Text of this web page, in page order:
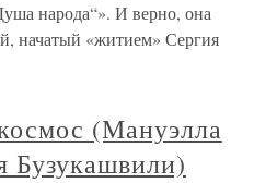
народа“». И верно, она
начатый «житием» Сергия
(Мануэлла
Бузукашвили)